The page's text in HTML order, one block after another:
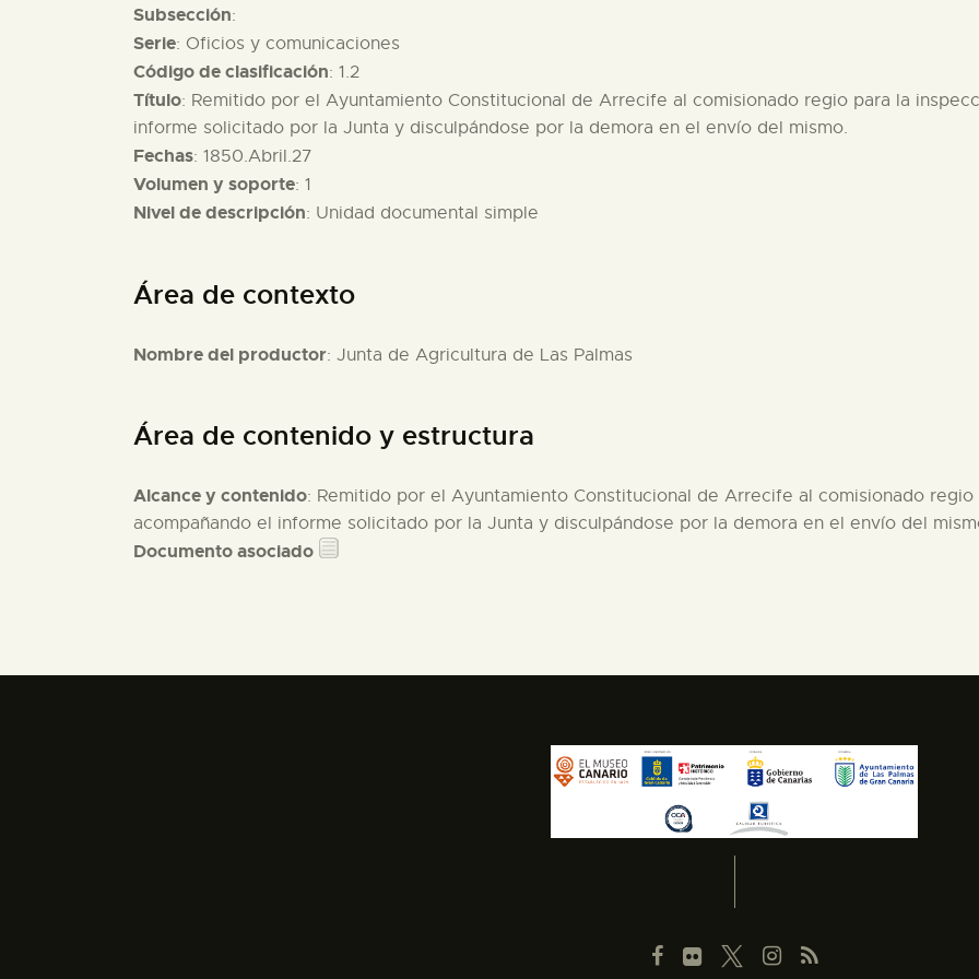
Subsección:
Serie: Oficios y comunicaciones
Código de clasificación: 1.2
Título: Remitido por el Ayuntamiento Constitucional de Arrecife al comisionado regio para la
informe solicitado por la Junta y disculpándose por la demora en el envío del mismo.
Fechas: 1850.Abril.27
Volumen y soporte: 1
Nivel de descripción: Unidad documental simple
Área de contexto
Nombre del productor: Junta de Agricultura de Las Palmas
Área de contenido y estructura
Alcance y contenido: Remitido por el Ayuntamiento Constitucional de Arrecife al comisionado
acompañando el informe solicitado por la Junta y disculpándose por la demora en el envío del
Documento asociado